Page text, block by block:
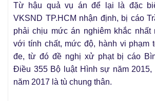
Từ hậu quả vụ án để lại là đặc
VKSND TP.HCM nhận định, bị cáo
phải chịu mức án nghiêm khắc
với tính chất, mức độ, hành vi phạm
đe, từ đó đề nghị xử phạt bị cáo
Điều 355 Bộ luật Hình sự năm 2015,
năm 2017 là tù chung thân.